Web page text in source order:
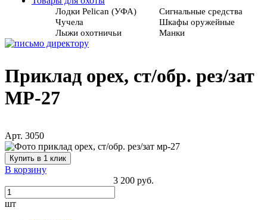
Лодки Pelican (УФА)
Сигнальные средства
Чучела
Шкафы оружейные
Лыжи охотничьи
Манки
Приклад орех, ст/обр. рез/зат
МР-27
Арт. 3050
Купить в 1 клик
В корзину
3 200 руб.
шт